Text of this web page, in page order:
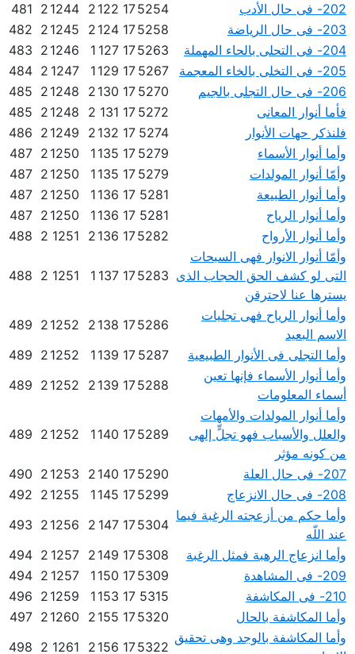
202- فى حال الأدب
5254
17
122
2
1244
2
481
203- فى حال الرياضة
5258
17
124
2
1245
2
482
204- فى التحلى بالحاء المهملة
5263
17
127
1
1246
2
483
205- فى التخلى بالخاء المعجمة
5267
17
129
1
1247
2
484
206- فى حال التجلى بالجيم
5270
17
130
2
1248
2
485
فأما أنوار المعانى
5272
17
131
2
1248
2
485
فلنذكر حهات الأنوار
5274
17
132
2
1249
2
486
وأما أنوار الأسماء
5279
17
135
1
1250
2
487
وأمّا أنوار المولدات
5279
17
135
1
1250
2
487
وأما أنوار الطبيعة
5281
17
136
1
1250
2
487
وأما أنوار الرياح
5281
17
136
1
1250
2
487
وأما أنوار الأرواح
5282
17
136
2
1251
2
488
وأمّا أنوار الانوار فهى السبحات
التى لو كشف الحق الحجاب الذى
يسترها عنا لاحترقن
5283
17
137
1
1251
2
488
وأما أنوار الرياح فهى تجليات
الاسم البعيد
5286
17
138
2
1252
2
489
وأما التجلى فى الأنوار الطبيعية
5287
17
139
1
1252
2
489
وأما أنوار الأسماء فإنها تعين
أسماء المعلومات
5288
17
139
2
1252
2
489
وأما أنوار المولدات والأمهات
والعلل والأسباب فهو تجلٍّ إلهى
من كونه مؤثر
5289
17
140
1
1252
2
489
207- فى حال العلة 5290
17
140
2
1253
2
490
208- فى حال الانزعاج
5299
17
145
1
1255
2
492
وأما حكم من أزعجته الرغبة فيما
عند اللّه
5304
17
147
2
1256
2
493
وأما انزعاج الرهبة فمثل الرغبة
5308
17
149
2
1257
2
494
209- فى المشاهدة
5309
17
150
1
1257
2
494
210- فى المكاشفة
5315
17
153
1
1259
2
496
وأما المكاشفة بالحال
5320
17
155
2
1260
2
497
وأما المكاشفة بالوجد وهى تحقيق
5322
17
156
2
1261
2
498